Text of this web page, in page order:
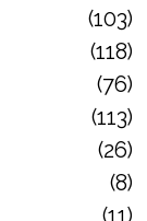
103
118
76
113
26
8
11